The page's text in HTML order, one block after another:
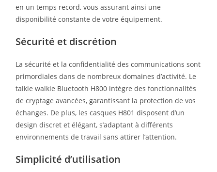
en un temps record, vous assurant ainsi une
disponibilité constante de votre équipement.
Sécurité et discrétion
La sécurité et la confidentialité des communications sont
primordiales dans de nombreux domaines d’activité. Le
talkie walkie Bluetooth H800 intègre des fonctionnalités
de cryptage avancées, garantissant la protection de vos
échanges. De plus, les casques H801 disposent d’un
design discret et élégant, s’adaptant à différents
environnements de travail sans attirer l’attention.
Simplicité d’utilisation